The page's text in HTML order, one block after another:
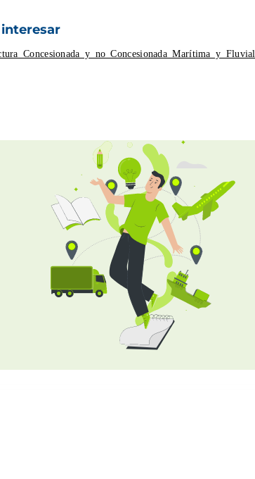
Concesionada y no Concesionada Marítima y Fluvial